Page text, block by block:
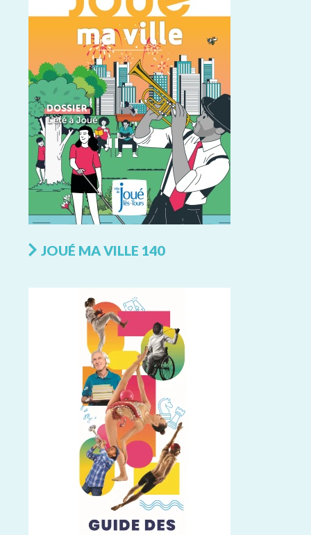
JOUÉ MA VILLE 140